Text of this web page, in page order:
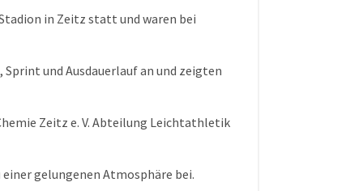
in Zeitz statt und waren bei
und Ausdauerlauf an und zeigten
Zeitz e. V. Abteilung Leichtathletik
gelungenen Atmosphäre bei.